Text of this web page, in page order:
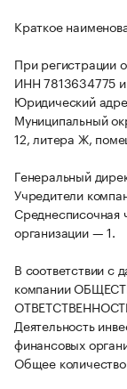
Краткое
При регистрации
ИНН 7813634775
Юридический
Муниципальный
12, литера Ж,
Генеральный
Учредители
Среднесписочная
организации — 1.
В соответствии с
компании
Деятельность
финансовых
Общее